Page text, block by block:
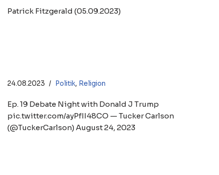
Patrick Fitzgerald (05.09.2023)
24.08.2023 Politik, Religion
Ep. 19 Debate Night with Donald J Trump
pic.twitter.com/ayPfII48CO — Tucker Carlson
(@TuckerCarlson) August 24, 2023